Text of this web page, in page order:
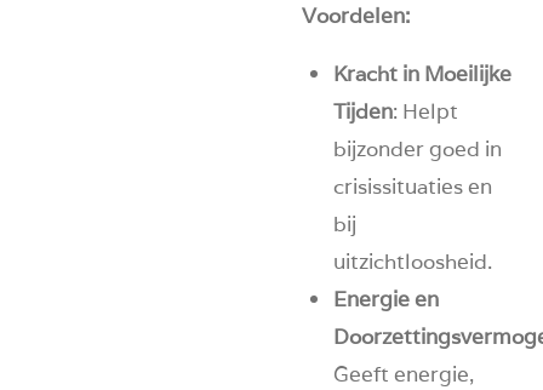
Voordelen:
Kracht in Moeilijke
Tijden: Helpt
bijzonder goed in
crisissituaties en
bij
uitzichtloosheid.
Energie en
Geeft energie,